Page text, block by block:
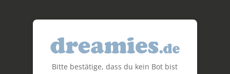
Bitte bestätige, dass du kein Bot bist